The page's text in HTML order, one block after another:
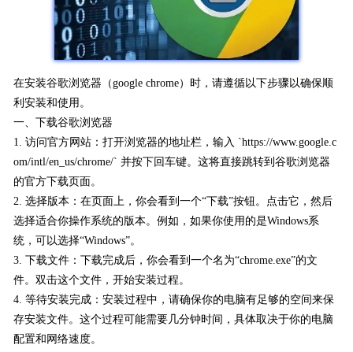
在安装谷歌浏览器（google chrome）时，请遵循以下步骤以确保顺
利安装和使用。
一、下载谷歌浏览器
1. 访问官方网站：打开浏览器的地址栏，输入 `https://www.google.c
om/intl/en_us/chrome/` 并按下回车键。这将直接跳转到谷歌浏览器
的官方下载页面。
2. 选择版本：在页面上，你会看到一个“下载”按钮。点击它，然后
选择适合你操作系统的版本。例如，如果你使用的是Windows系
统，可以选择“Windows”。
3. 下载文件：下载完成后，你会看到一个名为“chrome.exe”的文
件。双击这个文件，开始安装过程。
4. 等待安装完成：安装过程中，请确保你的电脑有足够的空间来保
存安装文件。这个过程可能需要几分钟时间，具体取决于你的电脑
配置和网络速度。